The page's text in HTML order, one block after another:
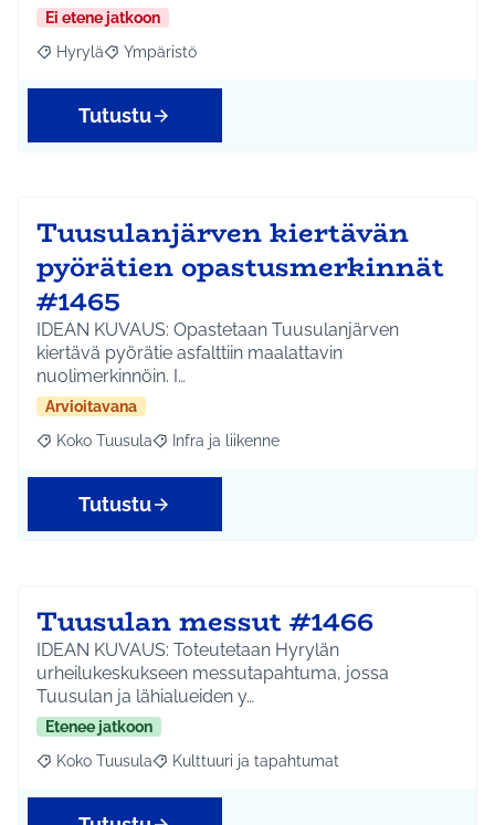
Ei etene jatkoon
Rajaa tulokset aihepiirin mukaan: Hyrylä
Hyrylä Rajaa tulokset teeman mukaan: Ympäristö
Ympäristö
Tutustu
Tuusulanjärven kiertävän
pyörätien opastusmerkinnät
#1465
IDEAN KUVAUS: Opastetaan Tuusulanjärven
kiertävä pyörätie asfalttiin maalattavin
nuolimerkinnöin. I…
Arvioitavana
Rajaa tulokset aihepiirin mukaan: Koko Tuusula
Koko Tuusula Rajaa tulokset teeman mukaan: Infra ja liikenne
Infra ja liikenne
Tutustu
Tuusulan messut #1466
IDEAN KUVAUS: Toteutetaan Hyrylän
urheilukeskukseen messutapahtuma, jossa
Tuusulan ja lähialueiden y…
Etenee jatkoon
Rajaa tulokset aihepiirin mukaan: Koko Tuusula
Koko Tuusula Rajaa tulokset teeman mukaan: Kulttuuri ja
Kulttuuri ja tapahtumat